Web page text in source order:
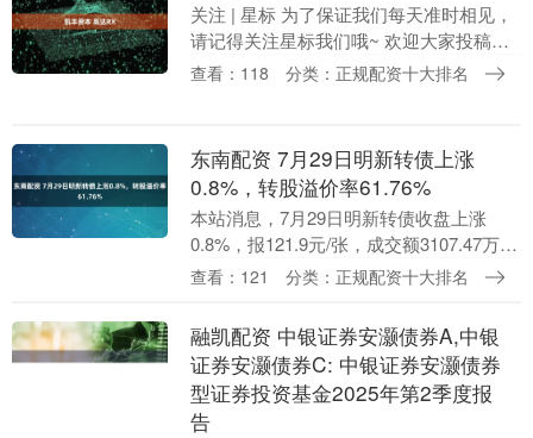
关注 | 星标 为了保证我们每天准时相见，
请记得关注星标我们哦~ 欢迎大家投稿自
己的新作、教程、视频。小编每月将从已
查看：118 分类：正规配资十大排名
东南配资 7月29日明新转债上涨
0.8%，转股溢价率61.76%
本站消息，7月29日明新转债收盘上涨
0.8%，报121.9元/张，成交额3107.47万
元，转股溢价率61.76%。 资料显示，明新
查看：121 分类：正规配资十大排名
融凯配资 中银证券安灏债券A,中银
证券安灏债券C: 中银证券安灏债券
型证券投资基金2025年第2季度报
告